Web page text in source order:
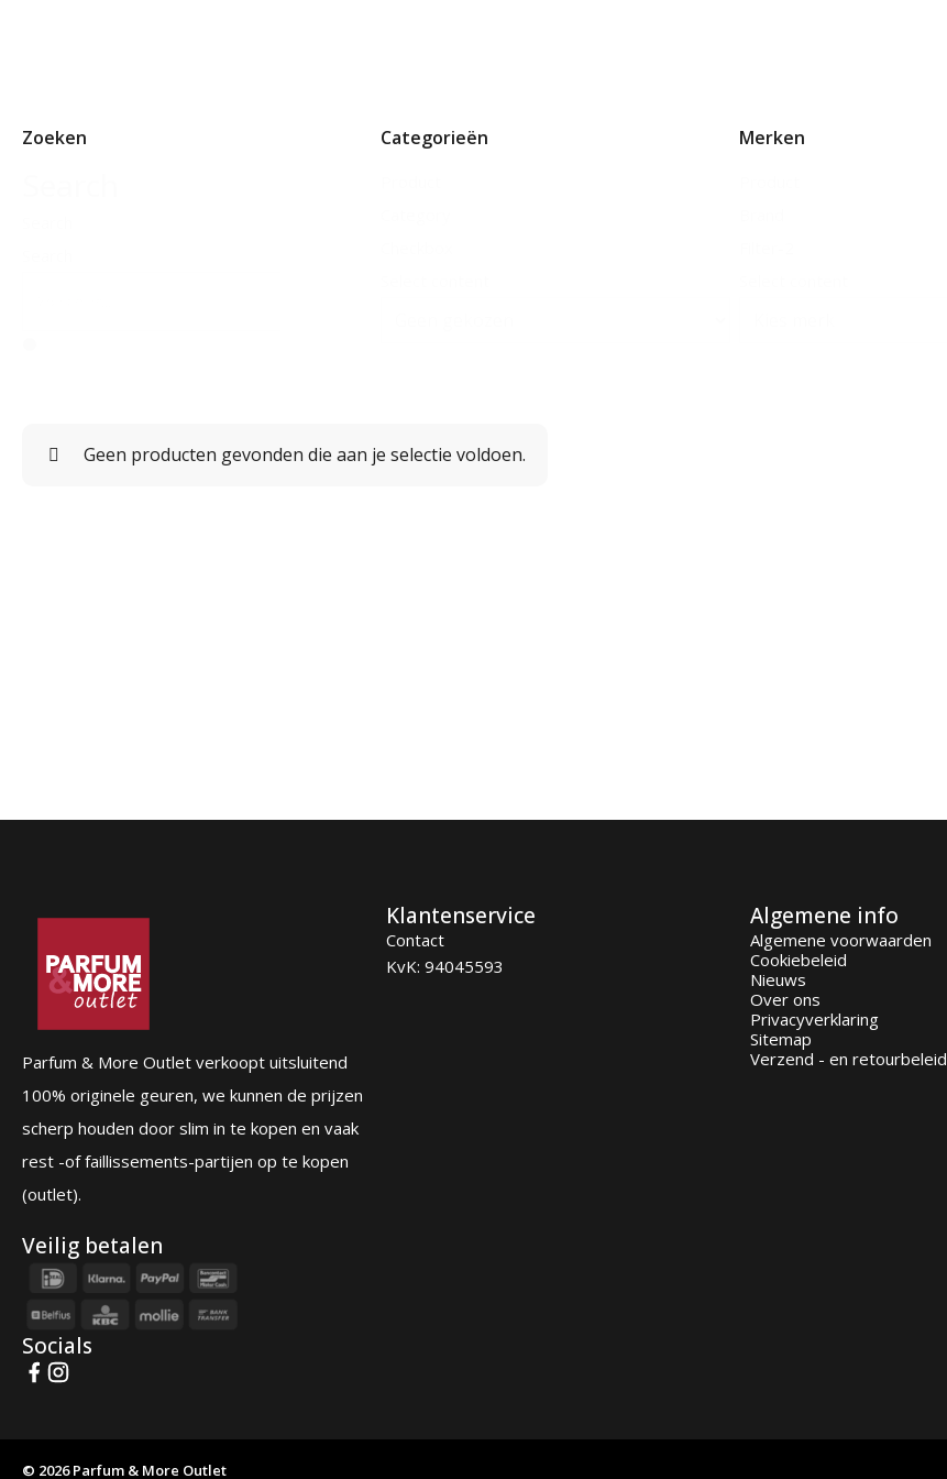
Zoeken Categorieën Merken
Geen producten gevonden die aan je selectie voldoen.
Parfum & More Outlet verkoopt uitsluitend
100% originele geuren, we kunnen de prijzen
scherp houden door slim in te kopen en vaak
rest -of faillissements-partijen op te kopen
(outlet).
Klantenservice
Contact
KvK: 94045593
Algemene info
Algemene voorwaarden
Cookiebeleid
Nieuws
Over ons
Privacyverklaring
Sitemap
Verzend - en retourbeleid
Veilig betalen
Socials
© 2026 Parfum & More Outlet